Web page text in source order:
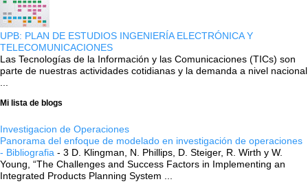
UPB: PLAN DE ESTUDIOS INGENIERÍA ELECTRÓNICA Y
TELECOMUNICACIONES
Las Tecnologías de la Información y las Comunicaciones (TICs) son
parte de nuestras actividades cotidianas y la demanda a nivel nacional
Mi lista de blogs
Investigacion de Operaciones
Panorama del enfoque de modelado en investigación de operaciones
- Bibliografia - 3 D. Klingman, N. Phillips, D. Steiger, R. Wirth y W.
Young, “The Challenges and Success Factors in Implementing an
Integrated Products Planning System ...